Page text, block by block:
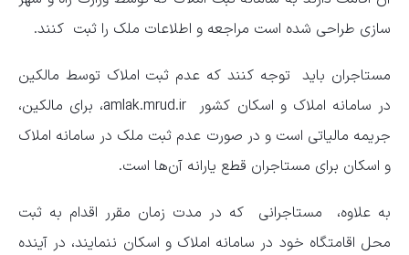
سازی طراحی شده است مراجعه و اطلاعات ملک را ثبت کنند.
مستاجران باید توجه کنند که عدم ثبت املاک توسط مالکین
در سامانه املاک و اسکان کشور amlak.mrud.ir، برای مالکین،
جریمه مالیاتی است و در صورت عدم ثبت ملک در سامانه املاک
و اسکان برای مستاجران قطع یارانه آن‌ها است.
به علاوه، مستاجرانی که در مدت زمان مقرر اقدام به ثبت
محل اقامتگاه خود در سامانه املاک و اسکان ننمایند، در آینده